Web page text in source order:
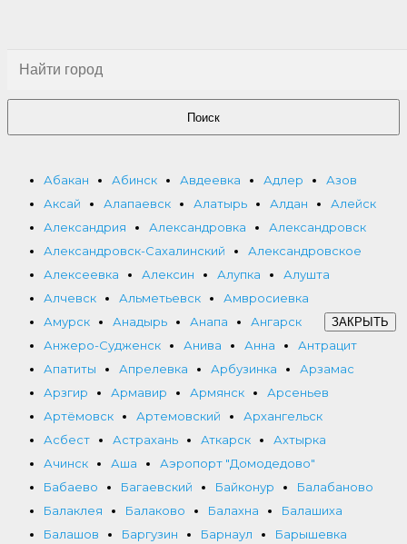
Поиск
Абакан Абинск Авдеевка Адлер
Азов
Аксай
Алапаевск Алатырь Алдан
Алейск
Александрия
Александровка
Александровск
Александровск-Сахалинский
Александровское
Алексеевка
Алексин Алупка
Алушта
Алчевск
Альметьевск
Амвросиевка
Амурск
Анадырь Анапа
Ангарск
Анжеро-Судженск
Анива Анна
Антрацит
Апатиты
Апрелевка Арбузинка
Арзамас
Арзгир
Армавир Армянск
Арсеньев
Артёмовск
Артемовский
Архангельск
Асбест
Астрахань Аткарск
Ахтырка
Ачинск
Аша
Аэропорт "Домодедово"
Бабаево
Багаевский Байконур
Балабаново
Балаклея
Балаково Балахна
Балашиха
Балашов
Баргузин Барнаул
Барышевка
ЗАКРЫТЬ